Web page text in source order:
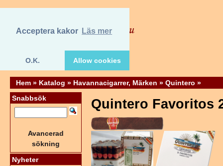
Acceptera kakor Läs mer
O.K. Allow cookies
Hem » Katalog » Havannacigarrer, Märken » Quintero »
Quintero Favoritos
Snabbsök
Avancerad
sökning
Nyheter